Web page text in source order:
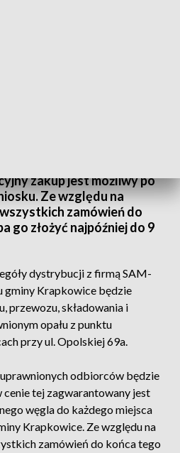
zakup jest możliwy po
Ze względu na
zamówień do
go złożyć najpóźniej do 9
dystrybucji z firmą SAM-
gminy Krapkowice będzie
przewozu, składowania i
opału z punktu
przy ul. Opolskiej 69a.
odbiorców będzie
cenie tej zagwarantowany jest
węgla do każdego miejsca
Krapkowice. Ze względu na
zamówień do końca tego